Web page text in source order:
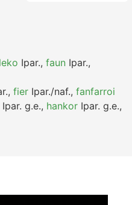
Ipar., faun Ipar.,
, fier Ipar./naf., fanfarroi
Ipar. g.e., hankor Ipar. g.e.,